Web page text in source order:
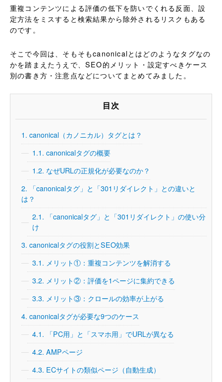
重複コンテンツによる評価の低下を防いでくれる反面、設
定方法をミスすると検索結果から除外されるリスクもある
のです。
そこで今回は、そもそもcanonicalとはどのようなタグなの
かを踏まえたうえで、SEO的メリット・設定すべきケース
別の書き方・注意点などについてまとめてみました。
目次
1. canonical（カノニカル）タグとは？
1.1. canonicalタグの概要
1.2. なぜURLの正規化が必要なのか？
2. 「canonicalタグ」と「301リダイレクト」との違いと
は？
2.1. 「canonicalタグ」と「301リダイレクト」の使い分
け
3. canonicalタグの役割とSEO効果
3.1. メリット①：重複コンテンツを解消する
3.2. メリット②：評価を1ページに集約できる
3.3. メリット③：クロールの効率が上がる
4. canonicalタグが必要な9つのケース
4.1. 「PC用」と「スマホ用」でURLが異なる
4.2. AMPページ
4.3. ECサイトの類似ページ（自動生成）